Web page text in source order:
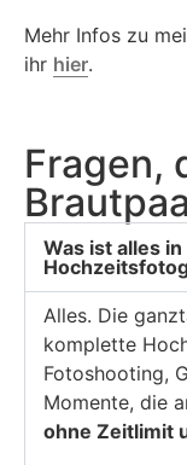
Mehr Infos zu
ihr hier.
Fragen,
Was ist alles
Alles. Die
komplette
Fotoshooting,
Momente, die
ohne Zeitlimit